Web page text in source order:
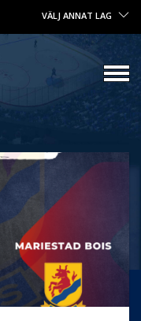
VÄLJ ANNAT LAG